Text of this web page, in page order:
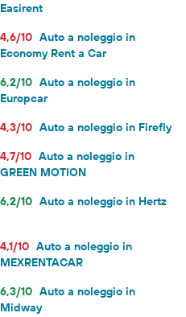
Easirent
4,6/10 Auto a noleggio in
Economy Rent a Car
6,2/10 Auto a noleggio in
Europcar
4,3/10 Auto a noleggio in Firefly
4,7/10 Auto a noleggio in
GREEN MOTION
6,2/10 Auto a noleggio in Hertz
4,1/10 Auto a noleggio in
MEXRENTACAR
6,3/10 Auto a noleggio in
Midway